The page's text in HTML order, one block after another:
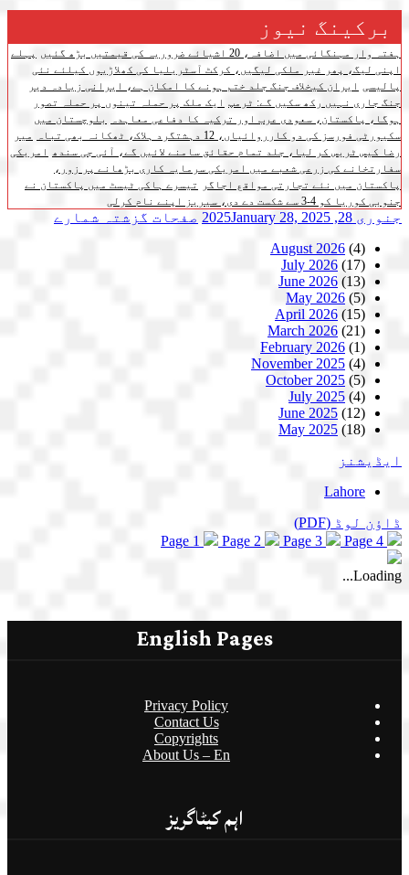
برکینگ نیوز
ہفتہ وار مہنگائی میں اضافہ، 20 اشیائے ضروریہ کی قیمتیں بڑھ گئیں
پہلے
اپنی لیگ، پھر غیر ملکی لیگیں، کرکٹ آسٹریلیا کی کھلاڑیوں کیلئے نئی
پالیسی ایران کیخلاف جنگ جلد ختم ہونے کا امکان ہے، ایرانی زیادہ دیر
جنگ جاری نہیں رکھ سکیں گے: ٹرمپ ایک ملک پر حملہ تینوں پر حملہ تصور
ہوگا، پاکستان، سعودی عرب اور ترکیہ کا دفاعی معاہدہ
بلوچستان میں
سکیورٹی فورسز کی دو کارروائیاں، 12 دہشتگرد ہلاک، ٹھکانہ بھی تباہ
میر
رضا کیس ٹریس کر لیا، جلد تمام حقائق سامنے لائیں گے، آئی جی سندھ امریکی
سفارتخانے کی زرعی شعبے میں امریکی سرمایہ کاری بڑھانے پر زور،
پاکستان میں نئے تجارتی مواقع اجاگر
تیسرے ہاکی ٹیسٹ میں پاکستان نے
جنوبی کوریا کو 4-3 سے شکست دے دی، سیریز اپنے نام کرلی
جنوری 28, 2025 January 28, 2025 صفحات گزشتہ شمارے
August 2026 (4)
July 2026 (17)
June 2026 (13)
May 2026 (5)
April 2026 (15)
March 2026 (21)
February 2026 (1)
November 2025 (4)
October 2025 (5)
July 2025 (4)
June 2025 (12)
May 2025 (18)
ایڈیشنز
Lahore
ڈاؤن لوڈ (PDF)
Page 1
Page 2 Page 3 Page 4
Loading...
English Pages
Privacy Policy
Contact Us
Copyrights
About Us – En
اہم کیٹاگریز